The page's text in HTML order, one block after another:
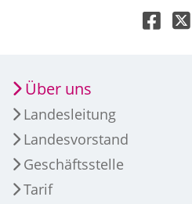
Über uns
Landesleitung
Landesvorstand
Geschäftsstelle
Tarif